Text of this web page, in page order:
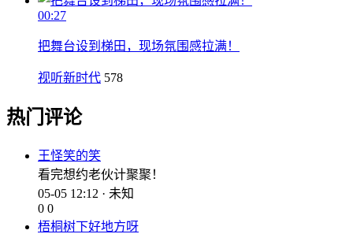
00:27
把舞台设到梯田，现场氛围感拉满！
视听新时代 578
热门评论
王怪笑的笑
看完想约老伙计聚聚！
05-05 12:12 · 未知
0 0
梧桐树下好地方呀